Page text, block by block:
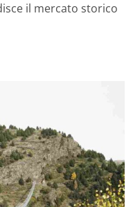
il mercato storico